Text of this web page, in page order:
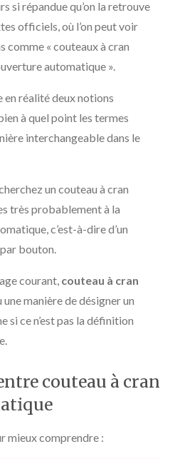
si répandue qu’on la retrouve
officiels, où l’on peut voir
« couteaux à cran
automatique ».
réalité deux notions
à quel point les termes
interchangeable dans le
un couteau à cran
très probablement à la
c’est-à-dire d’un
bouton.
courant, couteau à cran
manière de désigner un
si ce n’est pas la définition
couteau à cran
mieux comprendre :